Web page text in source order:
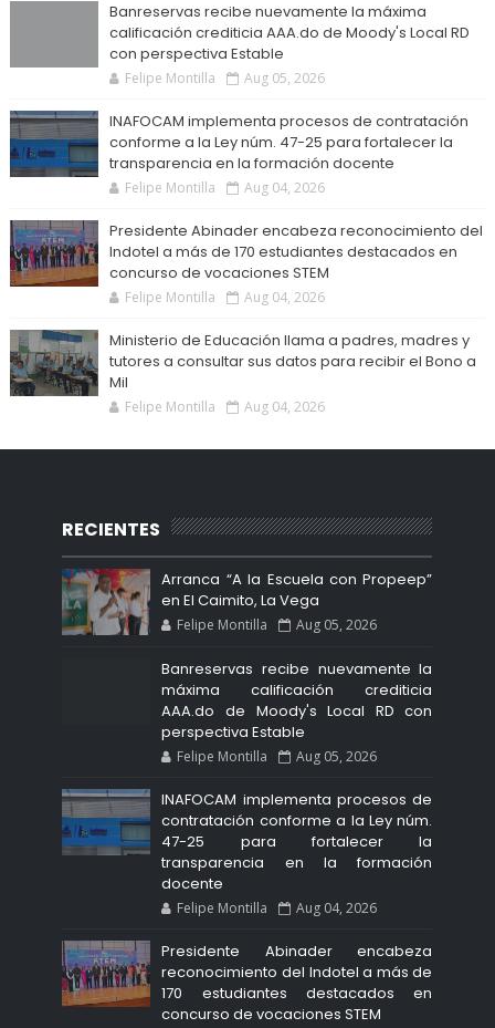
Banreservas recibe nuevamente la máxima
calificación crediticia AAA.do de Moody's Local RD
con perspectiva Estable
Felipe Montilla Aug 05, 2026
INAFOCAM implementa procesos de contratación
conforme a la Ley núm. 47-25 para fortalecer la
transparencia en la formación docente
Felipe Montilla Aug 04, 2026
Presidente Abinader encabeza reconocimiento del
Indotel a más de 170 estudiantes destacados en
concurso de vocaciones STEM
Felipe Montilla Aug 04, 2026
Ministerio de Educación llama a padres, madres y
tutores a consultar sus datos para recibir el Bono a
Mil
Felipe Montilla Aug 04, 2026
RECIENTES
Arranca “A la Escuela con Propeep”
en El Caimito, La Vega
Felipe Montilla Aug 05, 2026
Banreservas recibe nuevamente la
máxima calificación crediticia
AAA.do de Moody's Local RD con
perspectiva Estable
Felipe Montilla Aug 05, 2026
INAFOCAM implementa procesos de
contratación conforme a la Ley núm.
47-25 para fortalecer la
transparencia en la formación
docente
Felipe Montilla Aug 04, 2026
Presidente Abinader encabeza
reconocimiento del Indotel a más de
170 estudiantes destacados en
concurso de vocaciones STEM